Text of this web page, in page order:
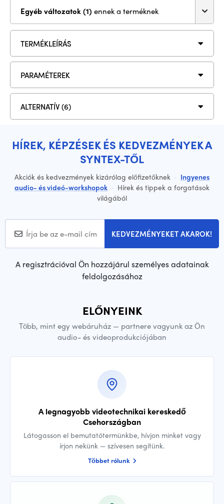
Egyéb változatok (1) ennek a terméknek
TERMÉKLEÍRÁS
PARAMÉTEREK
ALTERNATÍV (6)
HÍREK, KÉPZÉSEK ÉS KEDVEZMÉNYEK A
SYNTEX-TŐL
Akciók és kedvezmények kizárólag előfizetőknek · Ingyenes
audio- és videó-workshopok · Hírek és tippek a forgatások
világából
KEDVEZMÉNYEKET AKAROK!
A regisztrációval Ön hozzájárul személyes adatainak
feldolgozásához
ELŐNYEINK
Több, mint egy webáruház — partnere vagyunk az Ön
audio- és videoprodukciójában
A legnagyobb videotechnikai kereskedő
Csehországban
Látogasson el bemutatótermünkbe, hívjon minket vagy
írjon nekünk — szívesen segítünk.
Többet rólunk